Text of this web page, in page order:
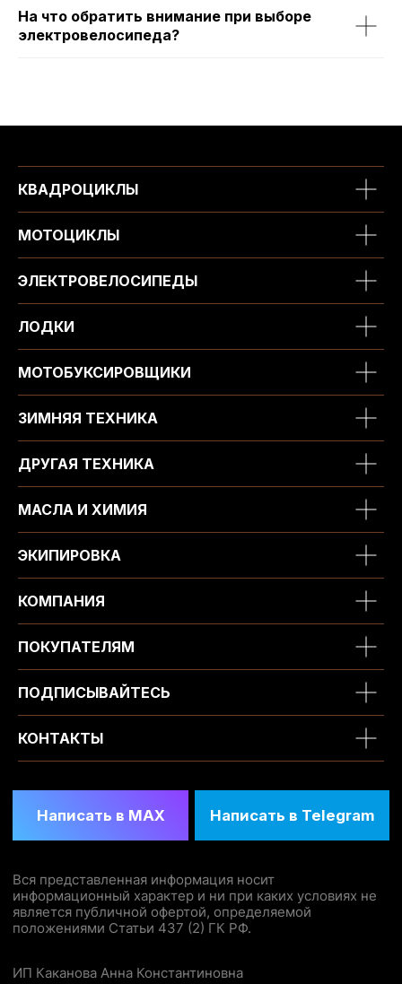
На что обратить внимание при выборе
электровелосипеда?
КВАДРОЦИКЛЫ
МОТОЦИКЛЫ
ЭЛЕКТРОВЕЛОСИПЕДЫ
ЛОДКИ
МОТОБУКСИРОВЩИКИ
ЗИМНЯЯ ТЕХНИКА
ДРУГАЯ ТЕХНИКА
МАСЛА И ХИМИЯ
ЭКИПИРОВКА
КОМПАНИЯ
ПОКУПАТЕЛЯМ
ПОДПИСЫВАЙТЕСЬ
КОНТАКТЫ
ИНН 450164920881
ОГРНИП 325450000003279
2026, МотоТехника45
является публичной офертой, определяемой